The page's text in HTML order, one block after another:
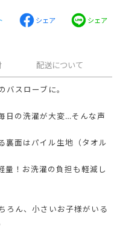
シェア シェア
配送について
バスローブに。
日の洗濯が大変…そんな声
裏面はパイル生地（タオル
量！お洗濯の負担も軽減し
ろん、小さいお子様がいる